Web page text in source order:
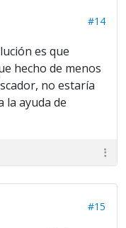
#14
es que
hecho de menos
no estaría
la ayuda de
#15